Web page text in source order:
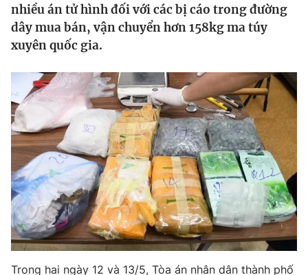
Thế giới
Tin tức
Thế giới đó đây
Câu chuyện quốc tế
Kinh tế
Tài chính
Thị trường
Góc doanh nghiệp
Dữ liệu và đời sống
Truyền hình
Phim VTV
Hậu trường
Nhân vật
Khán giả
Giải trí
Điện ảnh
Âm nhạc
Đời sống
Du lịch
Làm đẹp
Giáo dục
nhiều án tử hình đối với các bị cáo trong đường
dây mua bán, vận chuyển hơn 158kg ma túy
xuyên quốc gia.
Trong hai ngày 12 và 13/5, Tòa án nhân dân thành phố